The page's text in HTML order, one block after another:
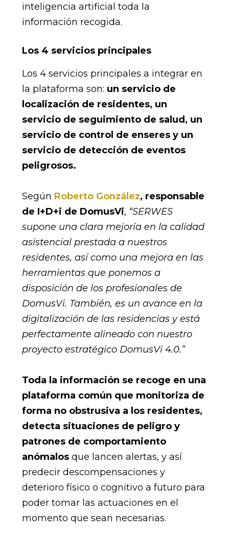
inteligencia artificial toda la
información recogida.
Los 4 servicios principales
Los 4 servicios principales a integrar en
la plataforma son: un servicio de
localización de residentes, un
servicio de seguimiento de salud, un
servicio de control de enseres y un
servicio de detección de eventos
peligrosos.
Según Roberto González, responsable
de I+D+i de DomusVi, “SERWES
supone una clara mejoría en la calidad
asistencial prestada a nuestros
residentes, así como una mejora en las
herramientas que ponemos a
disposición de los profesionales de
DomusVi. También, es un avance en la
digitalización de las residencias y está
perfectamente alineado con nuestro
proyecto estratégico DomusVi 4.0.”
Toda la información se recoge en una
plataforma común que monitoriza de
forma no obstrusiva a los residentes,
detecta situaciones de peligro y
patrones de comportamiento
anómalosque lancen alertas, y así
predecir descompensaciones y
deterioro físico o cognitivo a futuro para
poder tomar las actuaciones en el
momento que sean necesarias.